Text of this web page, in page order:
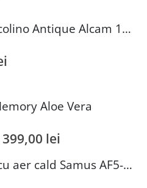
Pilota Cocolino Antique Alcam 140x200 cm din Microfibra si Fleece pentru Confort Premium
Aloe Vera
399,00 lei
Friteuza cu aer cald Samus AF5-S1400DW